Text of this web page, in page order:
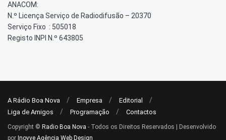
ANACOM:
N.º Licença Serviço de Radiodifusão – 20370
Serviço Fixo : 505018
Registo INPI N.º 643805
A Rádio Boa Nova Empresa
Editorial
Liga de Amigos
Programação Contactos
Copyright © Radio Boa Nova - Todos os Direitos Reservados | Desenvolvido
por Inovve Agência Web Design